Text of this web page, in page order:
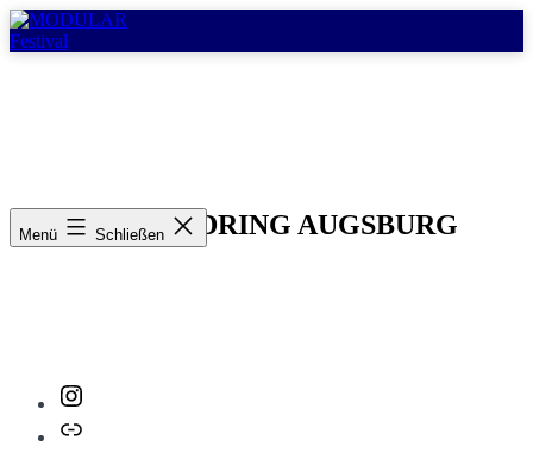
Zum
Inhalt
Menü Schließen
STADTJUGENDRING AUGSBURG